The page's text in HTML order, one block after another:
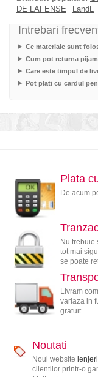
DE LAFENSE
LandL
Intrebari
Ce materiale sunt
Cum pot returna
Care este timpul de
Pot plati cu cardul
Plata
De acum
Nu trebuie
tot mai
se poate
Livram
variaza in
gratuit.
Noutati
Noul website
clientilor printr-o